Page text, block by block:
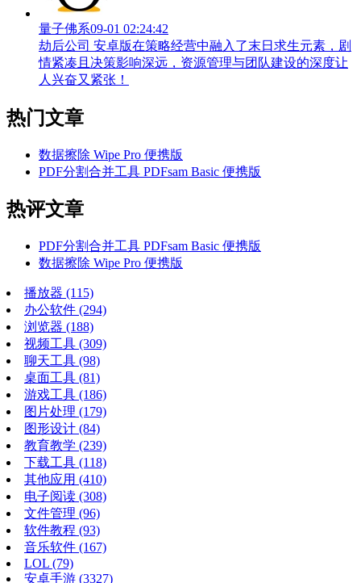
量子佛系09-01 02:24:42
劫后公司 安卓版在策略经营中融入了末日求生元素，剧
情紧凑且决策影响深远，资源管理与团队建设的深度让
人兴奋又紧张！
热门文章
数据擦除 Wipe Pro 便携版
PDF分割合并工具 PDFsam Basic 便携版
热评文章
PDF分割合并工具 PDFsam Basic 便携版
数据擦除 Wipe Pro 便携版
播放器 (115)
办公软件 (294)
浏览器 (188)
视频工具 (309)
聊天工具 (98)
桌面工具 (81)
游戏工具 (186)
图片处理 (179)
图形设计 (84)
教育教学 (239)
下载工具 (118)
其他应用 (410)
电子阅读 (308)
文件管理 (96)
软件教程 (93)
音乐软件 (167)
LOL (79)
安卓手游 (3327)